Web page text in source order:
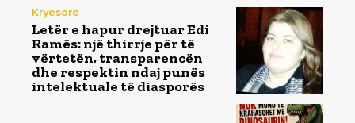
Kryesore
Letër e hapur drejtuar Edi
Ramës: një thirrje për të
vërtetën, transparencën
dhe respektin ndaj punës
intelektuale të diasporës